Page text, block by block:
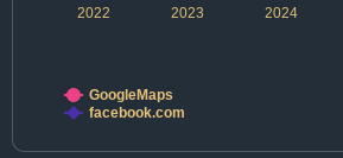
2022 2024
2023
GoogleMaps
facebook.com